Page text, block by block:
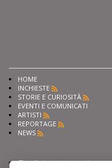
HOME
INCHIESTE
STORIE E CURIOSITÀ
EVENTI E COMUNICATI
ARTISTI
REPORTAGE
NEWS
Chiedi ai nostri esperti